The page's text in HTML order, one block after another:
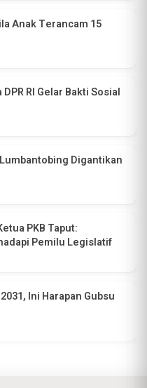
Anak Terancam 15
RI Gelar Bakti Sosial
Digantikan
PKB Taput:
Pemilu Legislatif
Ini Harapan Gubsu